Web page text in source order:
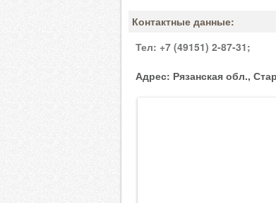
Контактные данные:
Тел: +7 (49151) 2-87-31;
Адрес: Рязанская обл.,